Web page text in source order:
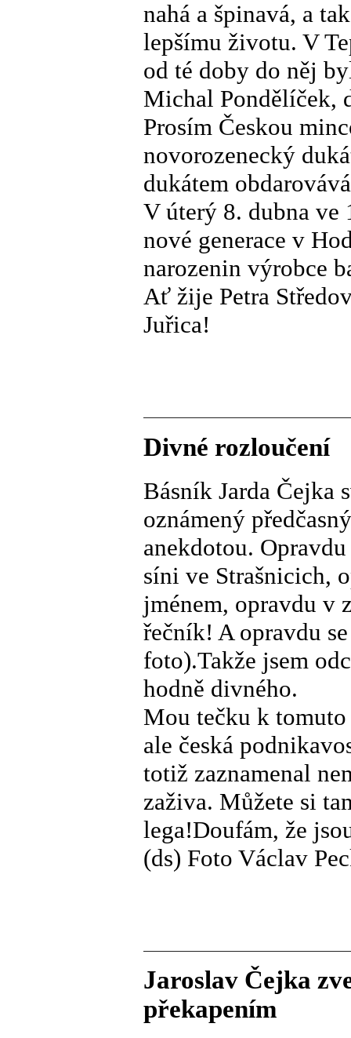
nahá a špinavá, a
lepšímu životu. V
od té doby do něj
Michal Pondělíček,
Prosím Českou
novorozenecký
dukátem
V úterý 8. dubna ve
nové generace v
narozenin výrobce
Ať žije Petra
Juřica!
Divné rozloučení
Básník Jarda Čejka
oznámený
anekdotou.
síni ve Strašnicich,
jménem, opravdu v
řečník! A opravdu
foto).Takže jsem
hodně divného.
Mou tečku k
ale česká
totiž zaznamenal
zaživa. Můžete si
lega!Doufám, že
(ds) Foto Václav
Jaroslav Čejka
překapením